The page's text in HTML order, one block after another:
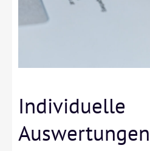
Individuelle
Auswertungen